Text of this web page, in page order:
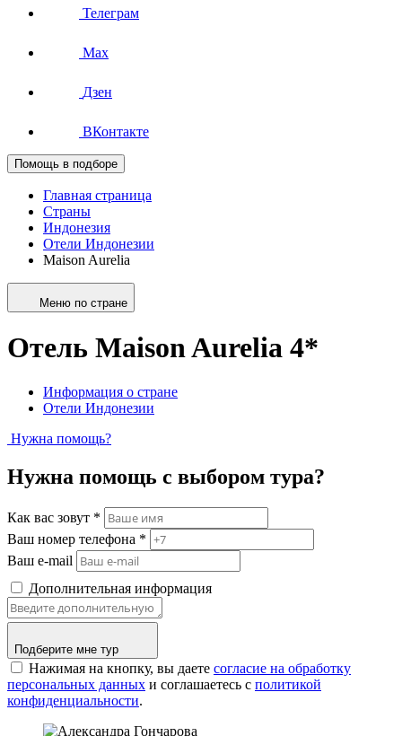
Телеграм
Max
Дзен
ВКонтакте
Помощь в подборе
Главная страница
Страны
Индонезия
Отели Индонезии
Maison Aurelia
Меню по стране
Отель Maison Aurelia 4*
Информация о стране
Отели Индонезии
Нужна помощь?
Нужна помощь с выбором тура?
Как вас зовут *
Ваш номер телефона *
Ваш e-mail
Дополнительная информация
Подберите мне тур
Нажимая на кнопку, вы даете согласие на обработку
персональных данных и соглашаетесь c политикой
конфиденциальности.